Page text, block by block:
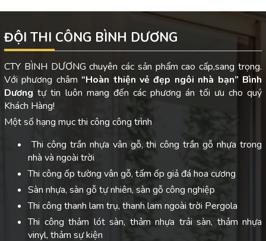
ĐỘI THI CÔNG BÌNH DƯƠNG
CTY BÌNH DƯƠNG chuyên các sản phẩm cao cấp,sang trọng.
Với phương châm “Hoàn thiện vẻ đẹp ngôi nhà bạn” Bình
Dươngtự tin luôn mang đến các phương án tối ưu cho quý
Khách Hàng!
Một số hạng mục thi công công trình
Thi công trần nhựa vân gỗ, thi công trần gỗ nhựa trong
nhà và ngoài trời
Thi công ốp tường vân gỗ, tấm ốp giả đá hoa cương
Sàn nhựa, sàn gỗ tự nhiên, sàn gỗ công nghiệp
Thi công thanh lam trụ, thanh lam ngoài trời Pergola
Thi công thảm lót sàn, thảm nhựa trải sàn, thảm nhựa
vinyl, thảm sự kiện